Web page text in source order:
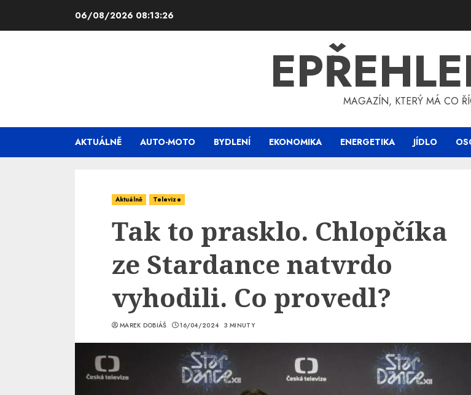
06/08/2026 08:13:27
MAGAZÍN, KTERÝ MÁ CO
AKTUÁLNĚ AUTO-MOTO BYDLENÍ EKONOMIKA ENERGETIKA JÍDLO
Aktuálně Televize
Tak to prasklo. Chlopčíka
ze Stardance natvrdo
vyhodili. Co provedl?
MAREK DOBIÁŠ 16/04/2024 3 MINUTY